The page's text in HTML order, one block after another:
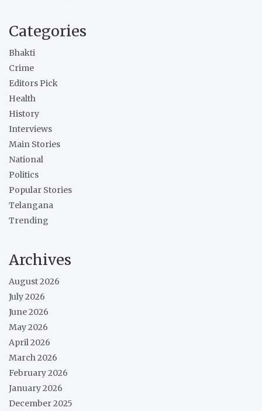
Categories
Bhakti
Crime
Editors Pick
Health
History
Interviews
Main Stories
National
Politics
Popular Stories
Telangana
Trending
Archives
August 2026
July 2026
June 2026
May 2026
April 2026
March 2026
February 2026
January 2026
December 2025